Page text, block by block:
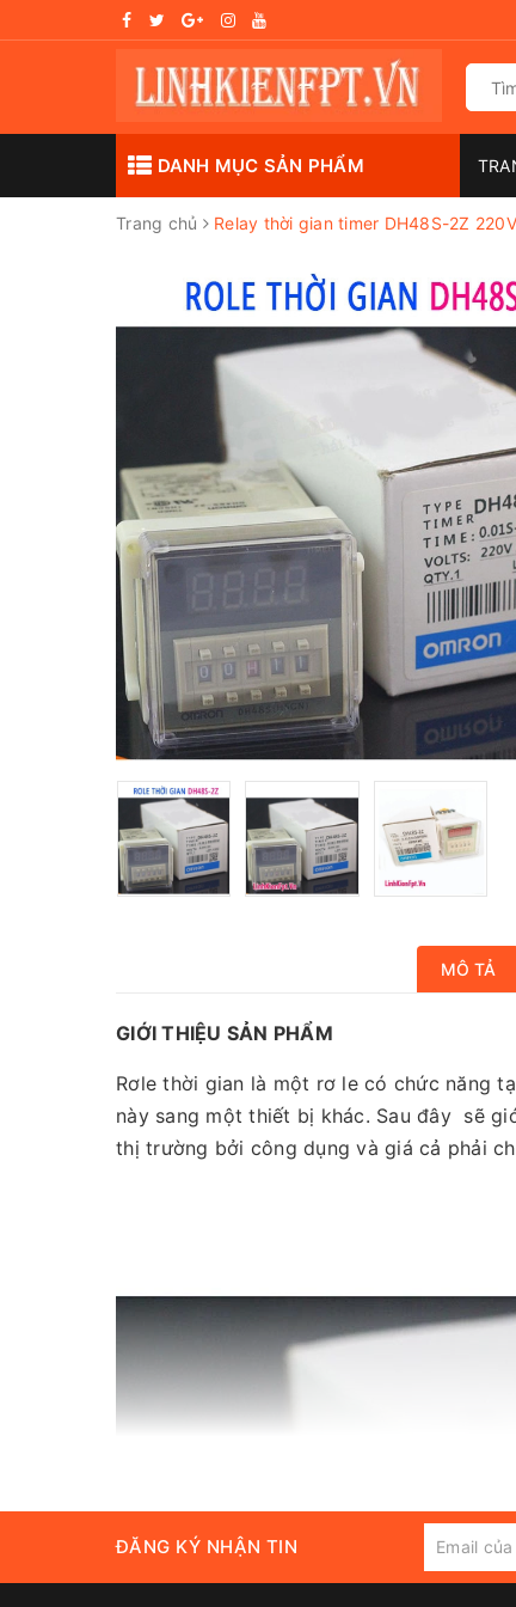
DANH MỤC SẢN PHẨM
Trang chủ Relay thời gian timer DH48S-2Z
MÔ TẢ
GIỚI THIỆU SẢN PHẨM
Rơle thời gian là một rơ le có chức năng
này sang một thiết bị khác. Sau đây sẽ
thị trường bởi công dụng và giá cả phải
ĐĂNG KÝ NHẬN TIN